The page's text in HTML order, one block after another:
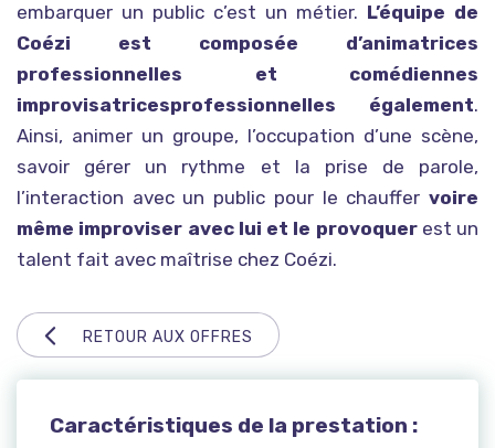
RETOUR AUX OFFRES
Caractéristiques de la prestation :
embarquer un public c’est un métier. L’équipe de
Coézi est composée d’animatrices
professionnelles et comédiennes
improvisatricesprofessionnelles également.
Ainsi, animer un groupe, l’occupation d’une scène,
savoir gérer un rythme et la prise de parole,
l’interaction avec un public pour le chauffer voire
même improviser avec lui et le provoquerest un
talent fait avec maîtrise chez Coézi.